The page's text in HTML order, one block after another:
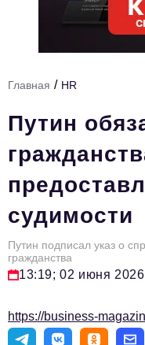
Премия "Тульский
История тульского
Тема номера
HR
Персона номера
Инфраструктура развития
Технологии и тренды
Туризм
Мероприятия
Главная / HR
Путин
судимости
Путин подписал указ о
гражданства
13:19; 02 июня
https://business-